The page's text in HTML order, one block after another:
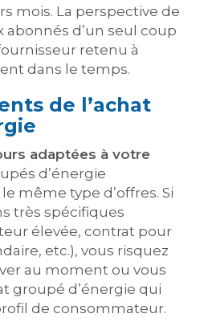
mois. La perspective de
d’un seul coup
retenu à
dans le temps.
de l’achat
adaptées à votre
d’énergie
même type d’offres. Si
très spécifiques
élevée, contrat pour
etc.), vous risquez
au moment ou vous
groupé d’énergie qui
de consommateur.